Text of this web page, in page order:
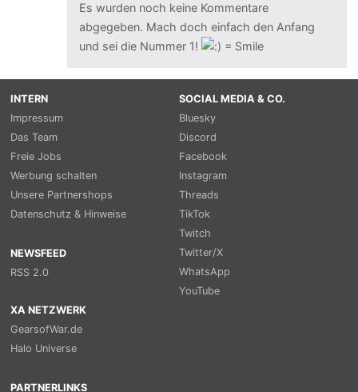
Es wurden noch keine Kommentare
abgegeben. Mach doch einfach den Anfang
und sei die Nummer 1!
INTERN
Impressum
Das Team
Freie Jobs
Werbung schalten
Unsere Partnershops
Datenschutz & Hinweise
NEWSFEED
RSS 2.0
SOCIAL MEDIA & CO.
Bluesky
Discord
Facebook
Instagram
Threads
TikTok
Twitch
Twitter/X
WhatsApp
YouTube
XA NETZWERK
GearsofWar.de
Halo Universe
PARTNERLINKS